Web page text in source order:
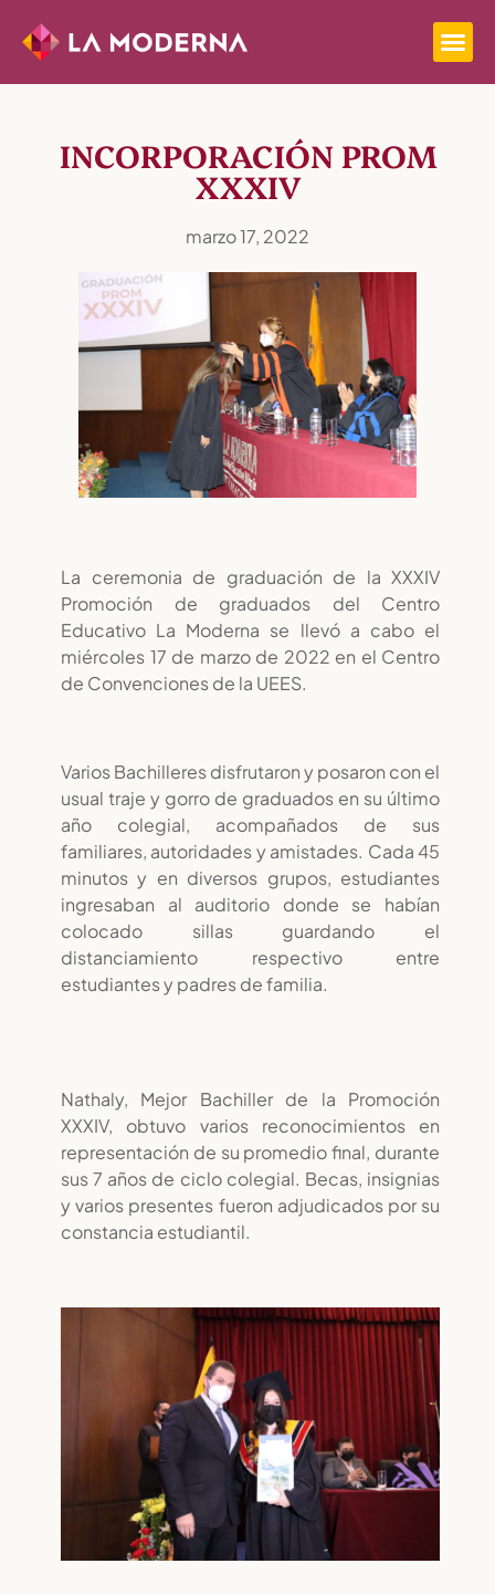
INCORPORACIÓN PROM
XXXIV
marzo 17, 2022
La ceremonia de graduación de la XXXIV
Promoción de graduados del Centro
Educativo La Moderna se llevó a cabo el
miércoles 17 de marzo de 2022 en el Centro
de Convenciones de la UEES.
Varios Bachilleres disfrutaron y posaron con el
usual traje y gorro de graduados en su último
año colegial, acompañados de sus
familiares, autoridades y amistades. Cada 45
minutos y en diversos grupos, estudiantes
ingresaban al auditorio donde se habían
colocado sillas guardando el
distanciamiento respectivo entre
estudiantes y padres de familia.
Nathaly, Mejor Bachiller de la Promoción
XXXIV, obtuvo varios reconocimientos en
representación de su promedio final, durante
sus 7 años de ciclo colegial. Becas, insignias
y varios presentes fueron adjudicados por su
constancia estudiantil.